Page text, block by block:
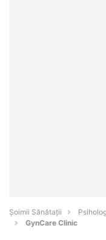
Şoimii Sănătații
GynCare Clinic